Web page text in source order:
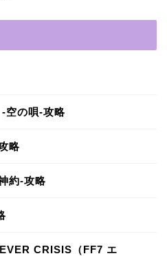
空の唄-攻略
略
約-攻略
CRISIS（FF7 エ